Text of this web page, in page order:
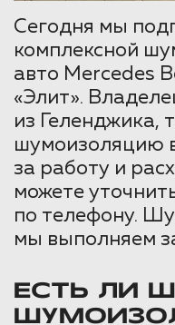
Сегодня мы
комплексной
авто Mercedes
«Элит».
из Геленджика,
шумоизоляцию
за работу и
можете
по телефону.
мы выполняем
ЕСТЬ ЛИ